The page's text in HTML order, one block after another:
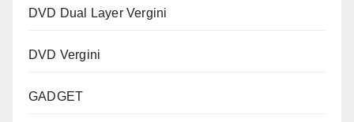
DVD Dual Layer Vergini
DVD Vergini
GADGET